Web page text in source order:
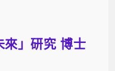
」研究 博士